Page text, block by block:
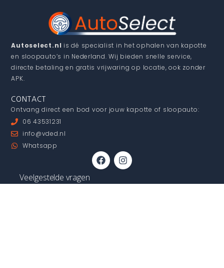
Autoselect.nl is dé specialist in het ophalen van kapotte
en sloopauto’s in Nederland. Wij bieden snelle service,
directe betaling en gratis vrijwaring op locatie, ook zonder
APK.
CONTACT
Ontvang direct een bod voor jouw kapotte of sloopauto:
06 43531231
info@vded.nl
Whatsapp
F
a
c
e
I
n
s
t
Veelgestelde vragen